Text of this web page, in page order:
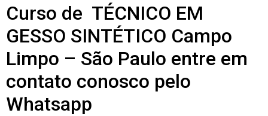
Curso de TÉCNICO EM
GESSO SINTÉTICO Campo
Limpo – São Paulo entre em
contato conosco pelo
Whatsapp